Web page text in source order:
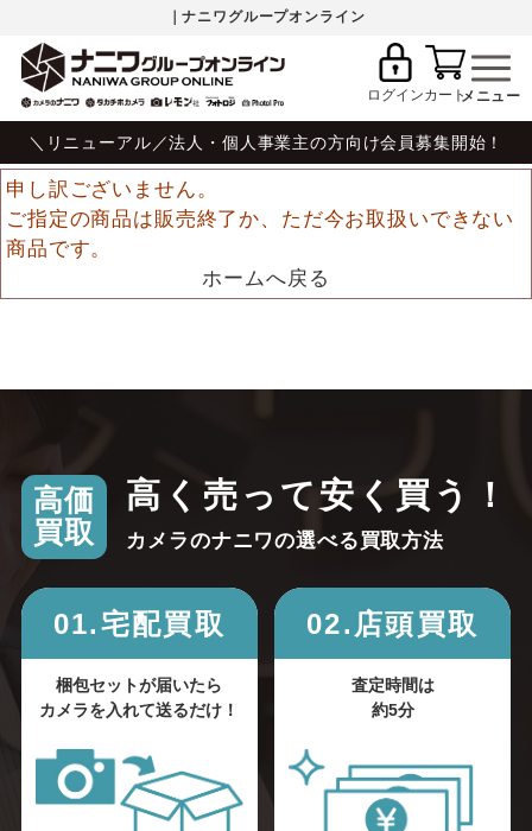
｜ナニワグループオンライン
ログインカート
＼リニューアル／法人・個人事業主の方向け会員募集開始！
申し訳ございません。
ご指定の商品は販売終了か、ただ今お取扱いできない
商品です。
ホームへ戻る
高価
買取
高く売って安く買う！
カメラのナニワの選べる買取方法
01.宅配買取
梱包セットが届いたら
カメラを入れて送るだけ！
02.店頭買取
査定時間は
約5分